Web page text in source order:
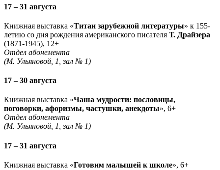
17 – 31 августа
Книжная выставка «Титан зарубежной литературы» к 155-
летию со дня рождения американского писателя Т. Драйзера
(1871-1945), 12+
Отдел абонемента
(М. Ульяновой, 1, зал № 1)
17 – 30 августа
Книжная выставка «Чаша мудрости: пословицы,
поговорки, афоризмы, частушки, анекдоты», 6+
Отдел абонемента
(М. Ульяновой, 1, зал № 1)
17 – 31 августа
Книжная выставка «Готовим малышей к школе», 6+